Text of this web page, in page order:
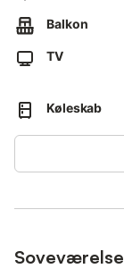
Denne lejlighed
Balkon
TV
Køleskab